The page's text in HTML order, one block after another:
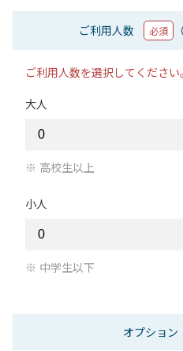
ご利用人数 必須
ご利用人数を選択してください。
大人
高校生以上
小人
中学生以下
オプション